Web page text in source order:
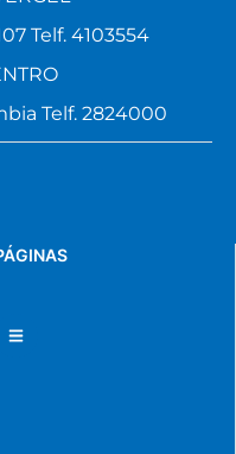
Telf. 4103554
Telf. 2824000